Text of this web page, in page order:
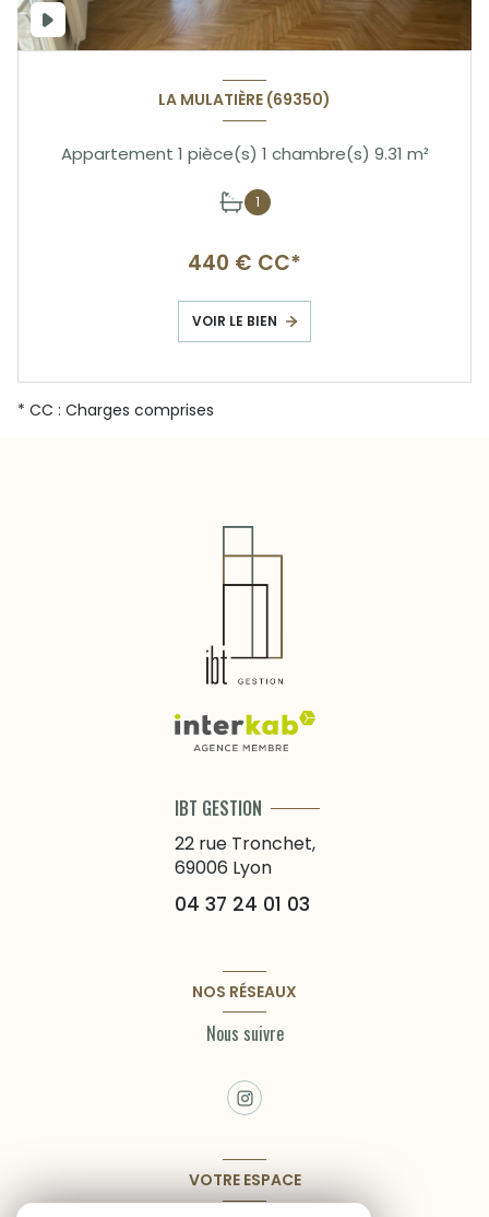
LA MULATIÈRE (69350)
Appartement 1 pièce(s) 1 chambre(s) 9.31 m²
1
440 € CC*
VOIR LE BIEN
* CC : Charges comprises
IBT GESTION
22 rue Tronchet,
69006 Lyon
04 37 24 01 03
NOS RÉSEAUX
Nous suivre
VOTRE ESPACE